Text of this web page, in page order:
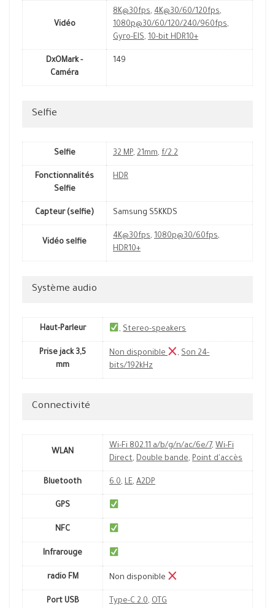
Vidéo
8K@30fps, 4K@30/60/120fps,
1080p@30/60/120/240/960fps,
Gyro-EIS, 10-bit HDR10+
DxOMark -
Caméra
149
Selfie
Selfie 32 MP, 21mm, f/2.2
Fonctionnalités
Selfie
HDR
Capteur (selfie) Samsung S5KKDS
Vidéo selfie
4K@30fps, 1080p@30/60fps,
HDR10+
Système audio
Haut-Parleur ,Stereo-speakers
Prise jack 3,5
mm
Non disponible ,Son 24-
bits/192kHz
Connectivité
WLAN
Wi-Fi 802.11 a/b/g/n/ac/6e/7, Wi-Fi
Direct, Double bande, Point d'accès
Bluetooth 6.0, LE, A2DP
GPS
NFC
Infrarouge
radio FM Non disponible
Port USB Type-C 2.0, OTG